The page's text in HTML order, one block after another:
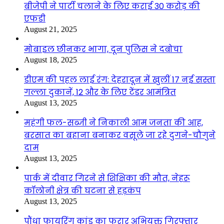
बीजेपी ने पार्टी चलाने के लिए कराई 30 करोड़ की
एफडी
August 21, 2025
मोबाइल छीनकर भागा, दून पुलिस ने दबोचा
August 18, 2025
डीएम की पहल लाई रंग: देहरादून में खुलीं 17 नई सस्ता
गल्ला दुकानें, 12 और के लिए टेंडर आमंत्रित
August 13, 2025
महंगी फल-सब्जी ने निकाली आम जनता की आह,
बरसात का बहाना बनाकर वसूले जा रहे दुगने-चौगुने
दाम
August 13, 2025
पार्क में दीवार गिरने से शिक्षिका की मौत, नेहरू
कॉलोनी क्षेत्र की घटना से हड़कंप
August 13, 2025
पौंधा फायरिंग कांड का फरार अभियुक्त गिरफ्तार